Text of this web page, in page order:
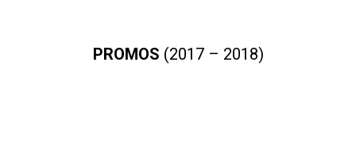
PROMOS (2017 – 2018)